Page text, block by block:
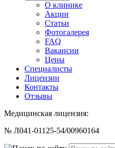
О клинике
Акции
Статьи
Фотогалерея
FAQ
Вакансии
Цены
Специалисты
Лицензии
Контакты
Отзывы
Медицинская лицензия:
№ Л041-01125-54/00960164